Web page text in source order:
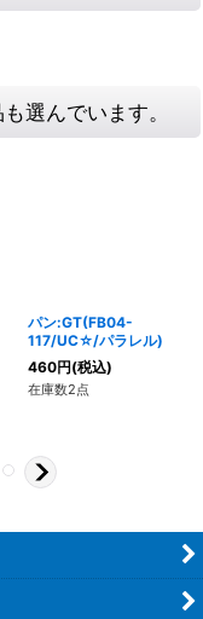
選んでいます。
パン:GT(FB04-
117/UC☆/パラレル)
460円(税込)
在庫数2点